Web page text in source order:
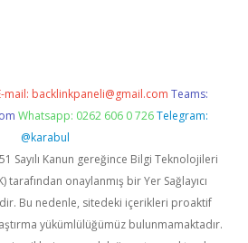
mail: backlinkpaneli@gmail.com Teams:
Whatsapp: 0262 606 0 726 Telegram:
@karabul
Sayılı Kanun gereğince Bilgi Teknolojileri
tarafından onaylanmış bir Yer Sağlayıcı
Bu nedenle, sitedeki içerikleri proaktif
yükümlülüğümüz bulunmamaktadır.